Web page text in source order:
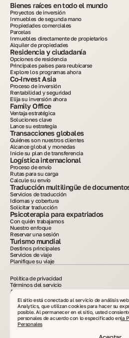
Bienes raíces en todo el mundo
Proyectos de inversión
Inmuebles de segunda mano
Propiedades comerciales
Parcelas
Inmuebles directamente de propietarios
Alquiler de propiedades
Residencia y ciudadanía
Opciones de residencia
Principales países para reubicarse
Explore los programas ahora
Co-Invest Asia
Proceso de inversión
Rentabilidad y seguridad
Elija su inversión ahora
Family Office
Ventaja estratégica
Soluciones clave
Lance su estrategia
Transacciones globales
Quiénes son nuestros clientes
Alcance global y monedas
Inicie su plan de transferencia
Logística internacional
Proceso de envío
Rutas para su carga
Calcule su envío
Traducción multilingüe de
Servicios de traducción
Idiomas y cobertura
Solicitar traducción
Psicoterapia para expatriados
Con quién trabajamos
Nuestro enfoque
Reservar una sesión
Turismo mundial
Destinos principales
Servicios de viaje
Planifique su viaje
2015–2025. Toda la información publicada en el
constituye un anuncio ni una oferta pública. Está
sin consentimiento por escrito. VelesClub Int.
Política de privacidad
Términos del servicio
Avisos legales
Política de cookies
El sitio está conectado al servicio de análisis
Analytics, que utilizan cookies para hacer su
posible. Al permanecer en el sitio, usted
personales de acuerdo con lo especificado enla
Personales